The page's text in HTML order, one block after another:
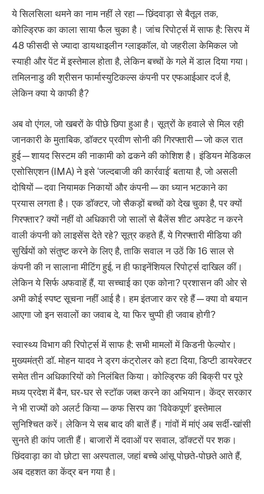
ये सिलसिला थमने का नाम नहीं ले रहा—छिंदवाड़ा से बैतूल तक,
कोल्ड्रिफ का काला साया फैल चुका है। जांच रिपोर्ट्स में साफ है: सिरप में
48 फीसदी से ज्यादा डायथाइलीन ग्लाइकॉल, वो जहरीला केमिकल जो
स्याही और पेंट में इस्तेमाल होता है, लेकिन बच्चों के गले में डाल दिया गया।
तमिलनाडु की श्रीसन फार्मास्युटिकल्स कंपनी पर एफआईआर दर्ज है,
लेकिन क्या ये काफी है?
अब वो एंगल, जो खबरों के पीछे छिपा हुआ है। सूत्रों के हवाले से मिल रही
जानकारी के मुताबिक, डॉक्टर प्रवीण सोनी की गिरफ्तारी—जो कल रात
हुई—शायद सिस्टम की नाकामी को ढकने की कोशिश है। इंडियन मेडिकल
एसोसिएशन (IMA) ने इसे ‘जल्दबाजी की कार्रवाई’ बताया है, जो असली
दोषियों—दवा नियामक निकायों और कंपनी—का ध्यान भटकाने का
प्रयास लगता है। एक डॉक्टर, जो सैकड़ों बच्चों को देख चुका है, पर क्यों
गिरफ्तार? क्यों नहीं वो अधिकारी जो सालों से बैलेंस शीट अपडेट न करने
वाली कंपनी को लाइसेंस देते रहे? सूत्र कहते हैं, ये गिरफ्तारी मीडिया की
सुर्खियों को संतुष्ट करने के लिए है, ताकि सवाल न उठें कि 16 साल से
कंपनी की न सालाना मीटिंग हुई, न ही फाइनेंशियल रिपोर्ट्स दाखिल कीं।
लेकिन ये सिर्फ अफवाहें हैं, या सच्चाई का एक कोना? प्रशासन की ओर से
अभी कोई स्पष्ट सूचना नहीं आई है। हम इंतजार कर रहे हैं—क्या वो बयान
आएगा जो इन सवालों का जवाब दे, या फिर चुप्पी ही जवाब होगी?
स्वास्थ्य विभाग की रिपोर्ट्स में साफ है: सभी मामलों में किडनी फेल्योर।
मुख्यमंत्री डॉ. मोहन यादव ने ड्रग कंट्रोलर को हटा दिया, डिप्टी डायरेक्टर
समेत तीन अधिकारियों को निलंबित किया। कोल्ड्रिफ की बिक्री पर पूरे
मध्य प्रदेश में बैन, घर-घर से स्टॉक जब्त करने का अभियान। केंद्र सरकार
ने भी राज्यों को अलर्ट किया—कफ सिरप का ‘विवेकपूर्ण’ इस्तेमाल
सुनिश्चित करें। लेकिन ये सब बाद की बातें हैं। गांवों में मांएं अब सर्दी-खांसी
सुनते ही कांप जाती हैं। बाजारों में दवाओं पर सवाल, डॉक्टरों पर शक।
छिंदवाड़ा का वो छोटा सा अस्पताल, जहां बच्चे आंसू पोछते-पोछते आते हैं,
अब दहशत का केंद्र बन गया है।